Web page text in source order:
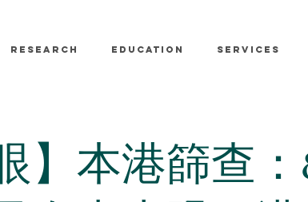
RESEARCH EDUCATION SERVICES
】本港篩查：